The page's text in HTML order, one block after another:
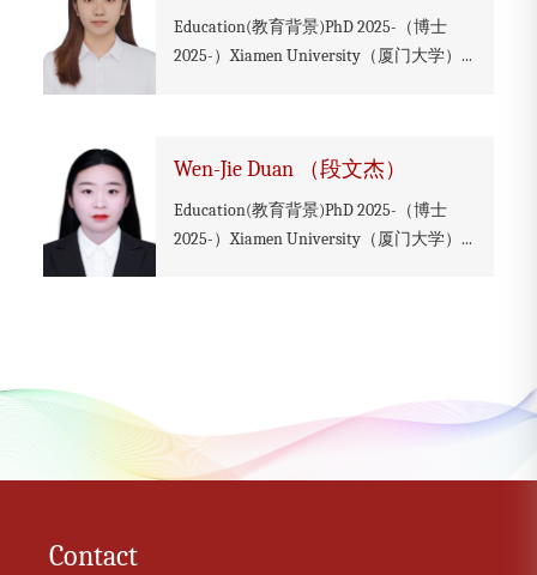
Education(教育背景)PhD 2025-（博士
2025-）Xiamen University（厦门大学）...
Wen-Jie Duan （段文杰）
Education(教育背景)PhD 2025-（博士
2025-）Xiamen University（厦门大学）...
Contact